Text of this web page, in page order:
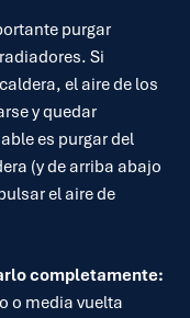
purgar
Si
el aire de los
y quedar
es purgar del
(y de arriba abajo
el aire de
completamente:
o media vuelta